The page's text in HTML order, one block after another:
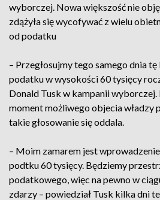
wyborczej. Nowa większość nie
zdążyła się wycofywać z wielu
od podatku
– Przegłosujmy tego samego dnia
podatku w wysokości 60 tysięcy
Donald Tusk w kampanii wyborczej.
moment możliwego objecia władzy
takie głosowanie się oddala.
– Moim zamarem jest
podtku 60 tysięcy. Będziemy
podatkowego, więc na pewno w
zdarzy – powiedział Tusk kilka dni